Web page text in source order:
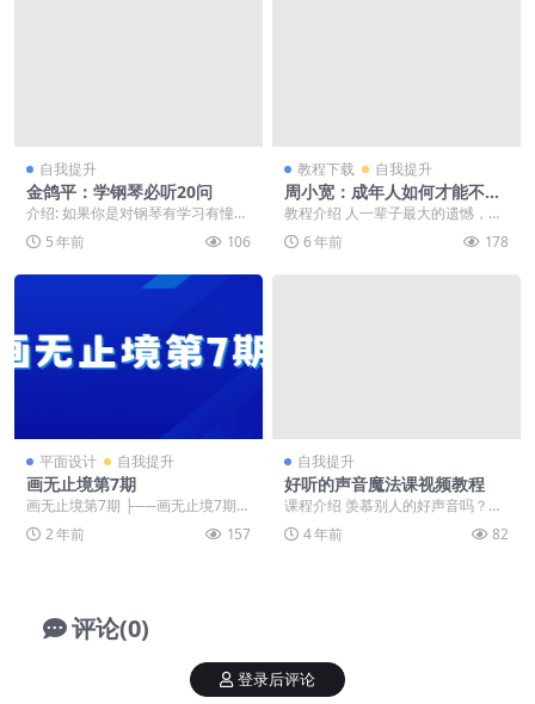
自我提升
金鸽平：学钢琴必听20问
介绍: 如果你是对钢琴有学习有憧憬
的人，一定会问钢琴到底多久才能
学会？网络上发声...
5 年前 106
教程下载 自我提升
周小宽：成年人如何才能不心
累
教程介绍 人一辈子最大的遗憾，就
是活不成自己想要的样子，总是追
求完美，要求太高，...
6 年前 178
平面设计 自我提升
画无止境第7期
画无止境第7期 ├──画无止境7期基
础研修 | └──2套 | | ├──基礎 ...
2 年前 157
自我提升
好听的声音魔法课视频教程
课程介绍 羡慕别人的好声音吗？想
要“开口路”、久说不累吗？磁性嗓音
是天生的吗？本...
4 年前 82
评论(0)
登录后评论